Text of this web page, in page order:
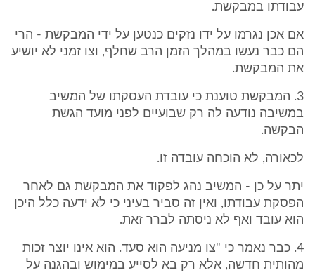
עבודתו במבקשת.
אם אכן נגרמו על ידו נזקים כנטען על ידי המבקשת - הרי
הם כבר נעשו במהלך הזמן הרב שחלף, וצו זמני לא יושיע
את המבקשת.
3. המבקשת טוענת כי עובדת העסקתו של המשיב
במשיבה נודעה לה רק שבועיים לפני מועד הגשת
הבקשה.
לכאורה, לא הוכחה עובדה זו.
יתר על כן - המשיב נהג לפקוד את המבקשת גם לאחר
הפסקת עבודתו, ואין זה סביר בעיני כי לא ידעה כלל היכן
הוא עובד ואף לא ניסתה לברר זאת.
4. כבר נאמר כי "צו מניעה הוא סעד. הוא אינו יוצר זכות
מהותית חדשה, אלא רק בא לסייע במימוש ובהגנה על